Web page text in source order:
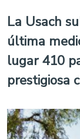
La Usach
última
lugar 410
prestigiosa